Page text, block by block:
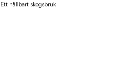
Ett hållbart skogsbruk